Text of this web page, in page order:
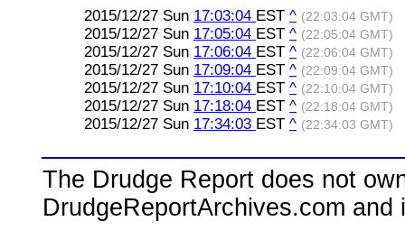
2015/12/27 Sun 17:03:04 EST ^ (22:03:04 GMT)
2015/12/27 Sun 17:05:04 EST ^ (22:05:04 GMT)
2015/12/27 Sun 17:06:04 EST ^ (22:06:04 GMT)
2015/12/27 Sun 17:09:04 EST ^ (22:09:04 GMT)
2015/12/27 Sun 17:10:04 EST ^ (22:10:04 GMT)
2015/12/27 Sun 17:18:04 EST ^ (22:18:04 GMT)
2015/12/27 Sun 17:34:03 EST ^ (22:34:03 GMT)
The Drudge Report does not
DrudgeReportArchives.com